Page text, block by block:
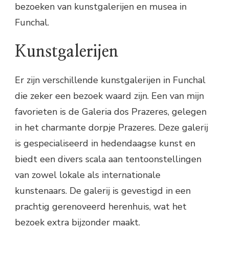
bezoeken van kunstgalerijen en musea in
Funchal.
Kunstgalerijen
Er zijn verschillende kunstgalerijen in Funchal
die zeker een bezoek waard zijn. Een van mijn
favorieten is de Galeria dos Prazeres, gelegen
in het charmante dorpje Prazeres. Deze galerij
is gespecialiseerd in hedendaagse kunst en
biedt een divers scala aan tentoonstellingen
van zowel lokale als internationale
kunstenaars. De galerij is gevestigd in een
prachtig gerenoveerd herenhuis, wat het
bezoek extra bijzonder maakt.